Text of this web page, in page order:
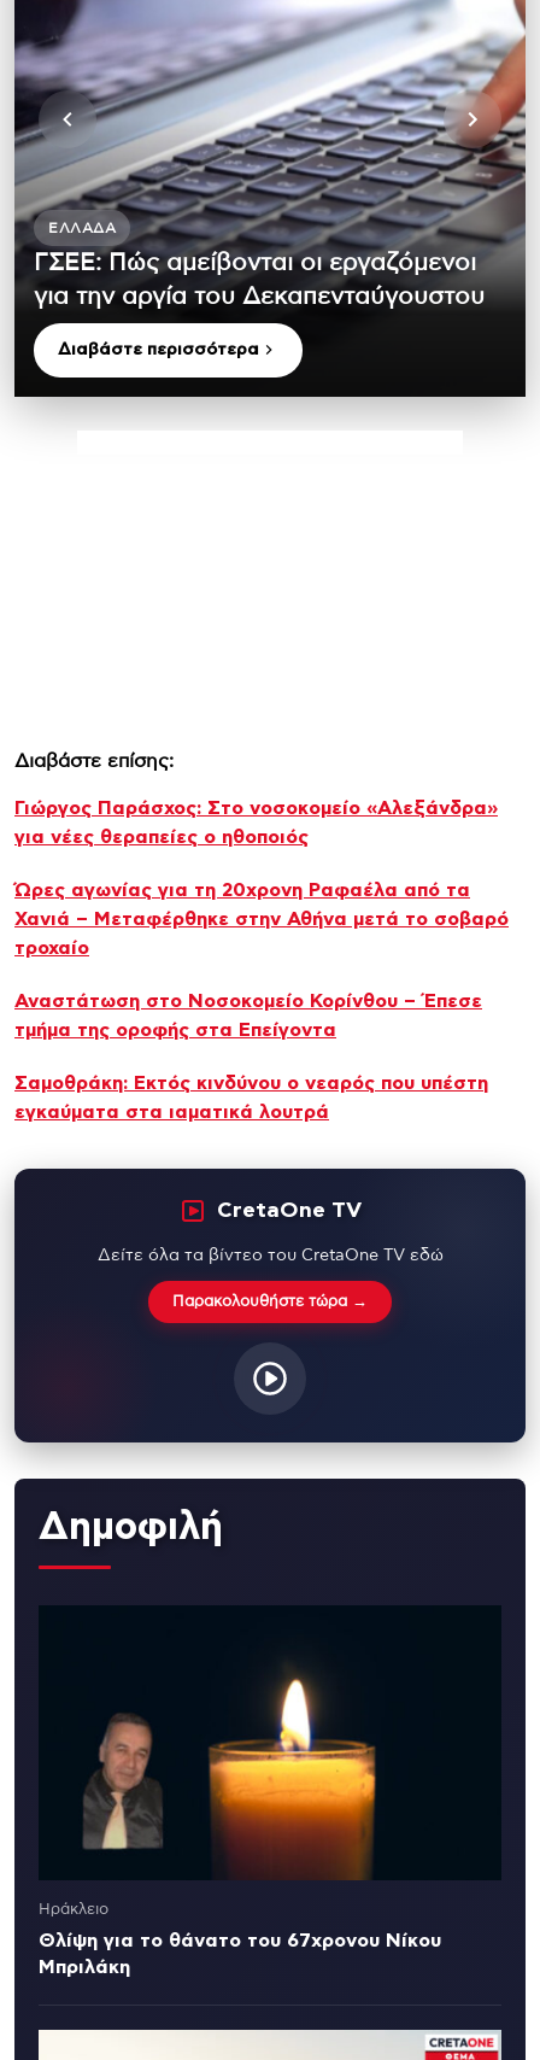
ΕΛΛΆΔΑ
ΓΣΕΕ: Πώς αμείβονται οι εργαζόμενοι
για την αργία του Δεκαπενταύγουστου
Διαβάστε περισσότερα
Διαβάστε επίσης:
Γιώργος Παράσχος: Στο νοσοκομείο «Αλεξάνδρα»
για νέες θεραπείες ο ηθοποιός
Ώρες αγωνίας για τη 20χρονη Ραφαέλα από τα
Χανιά – Μεταφέρθηκε στην Αθήνα μετά το σοβαρό
τροχαίο
Αναστάτωση στο Νοσοκομείο Κορίνθου – Έπεσε
τμήμα της οροφής στα Επείγοντα
Σαμοθράκη: Εκτός κινδύνου ο νεαρός που υπέστη
εγκαύματα στα ιαματικά λουτρά
CretaOne TV
Δείτε όλα τα βίντεο του CretaOne TV εδώ
Παρακολουθήστε τώρα →
Δημοφιλή
Ηράκλειο
Θλίψη για το θάνατο του 67χρονου Νίκου
Μπριλάκη